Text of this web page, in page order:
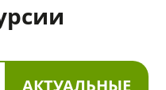
АКТУАЛЬНЫЕ